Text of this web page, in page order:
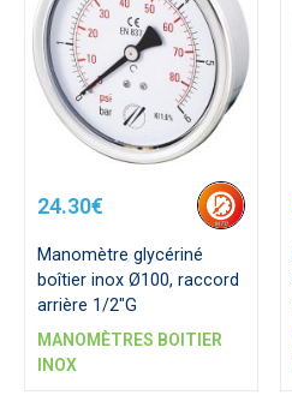
24.30€
Manomètre glycériné
boîtier inox Ø100, raccord
arrière 1/2"G
MANOMÈTRES BOITIER
INOX